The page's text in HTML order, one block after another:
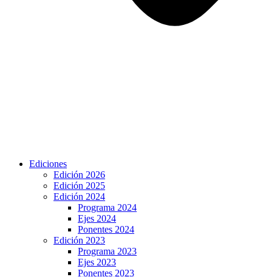
Ediciones
Edición 2026
Edición 2025
Edición 2024
Programa 2024
Ejes 2024
Ponentes 2024
Edición 2023
Programa 2023
Ejes 2023
Ponentes 2023